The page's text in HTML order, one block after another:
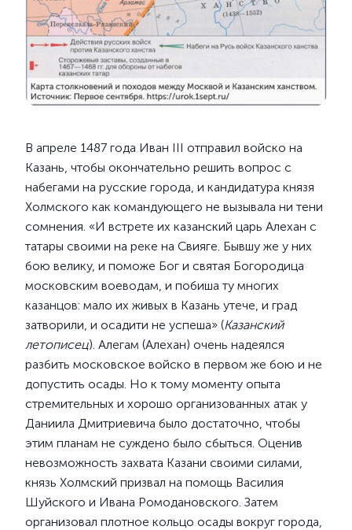
В апреле 1487 года Иван III отправил войско на
Казань, чтобы окончательно решить вопрос с
набегами на русские города, и кандидатура князя
Холмского как командующего не вызывала ни тени
сомнения. «И встрете их казанский царь Алехан с
татары своими на реке на Свияге. Бывшу же у них
бою велику, и поможе Бог и святая Богородица
московским воеводам, и побиша ту многих
казанцов: мало их живых в Казань утече, и град
затворили, и осадити не успеша» (Казанский
летописец). Алегам (Алехан) очень надеялся
разбить московское войско в первом же бою и не
допустить осады. Но к тому моменту опыта
стремительных и хорошо организованных атак у
Даниила Дмитриевича было достаточно, чтобы
этим планам не суждено было сбыться. Оценив
невозможность захвата Казани своими силами,
князь Холмский призвал на помощь Василия
Шуйского и Ивана Ромодановского. Затем
организовал плотное кольцо осады вокруг города,